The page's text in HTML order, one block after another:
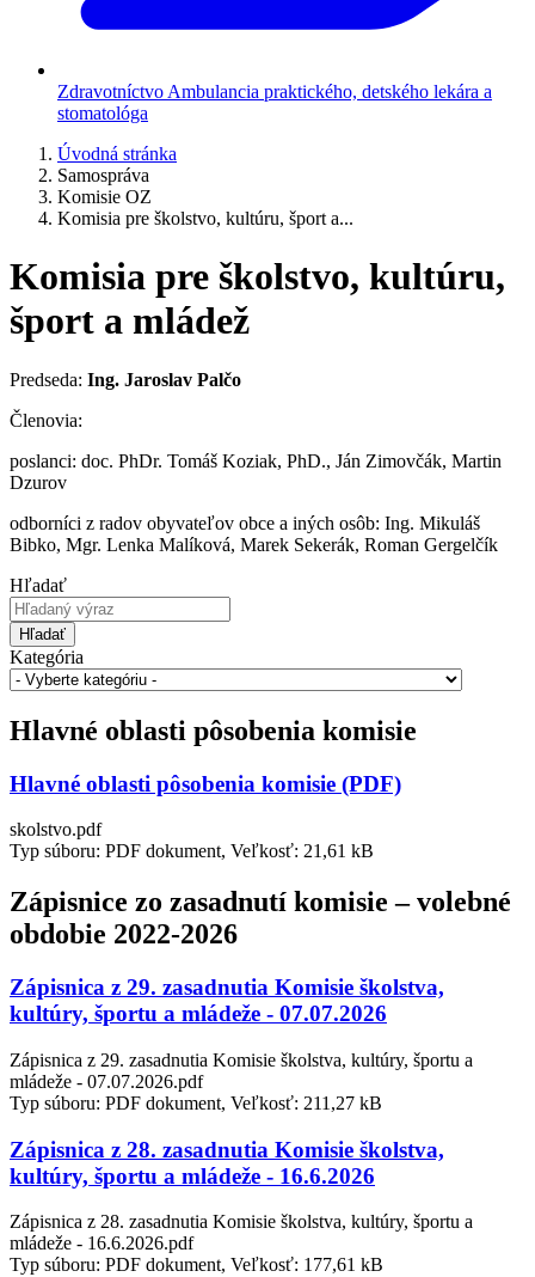
Zdravotníctvo Ambulancia praktického, detského lekára a
stomatológa
Úvodná stránka
Samospráva
Komisie OZ
Komisia pre školstvo, kultúru, šport a...
Komisia pre školstvo, kultúru,
šport a mládež
Predseda: Ing. Jaroslav Palčo
Členovia:
poslanci: doc. PhDr. Tomáš Koziak, PhD., Ján Zimovčák, Martin
Dzurov
odborníci z radov obyvateľov obce a iných osôb: Ing. Mikuláš
Bibko, Mgr. Lenka Malíková, Marek Sekerák, Roman Gergelčík
Hľadať
Hľadať
Kategória
Hlavné oblasti pôsobenia komisie
Hlavné oblasti pôsobenia komisie (PDF)
skolstvo.pdf
Typ súboru: PDF dokument, Veľkosť: 21,61 kB
Zápisnice zo zasadnutí komisie – volebné
obdobie 2022-2026
Zápisnica z 29. zasadnutia Komisie školstva,
kultúry, športu a mládeže - 07.07.2026
Zápisnica z 29. zasadnutia Komisie školstva, kultúry, športu a
mládeže - 07.07.2026.pdf
Typ súboru: PDF dokument, Veľkosť: 211,27 kB
Zápisnica z 28. zasadnutia Komisie školstva,
kultúry, športu a mládeže - 16.6.2026
Zápisnica z 28. zasadnutia Komisie školstva, kultúry, športu a
mládeže - 16.6.2026.pdf
Typ súboru: PDF dokument, Veľkosť: 177,61 kB